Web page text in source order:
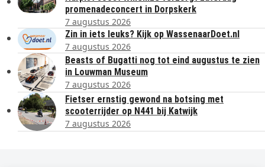
promenadeconcert in Dorpskerk
7 augustus 2026
Zin in iets leuks? Kijk op WassenaarDoet.nl
7 augustus 2026
Beasts of Bugatti nog tot eind augustus te zien
in Louwman Museum
7 augustus 2026
Fietser ernstig gewond na botsing met
scooterrijder op N441 bij Katwijk
7 augustus 2026